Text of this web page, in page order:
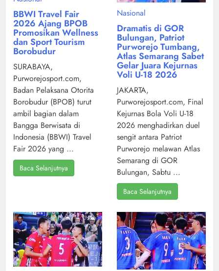
BBWI Travel Fair
2026 Ajang BPOB
Promosikan Wellness
dan Sport Tourism
Borobudur
SURABAYA,
Purworejosport.com,
Badan Pelaksana Otorita
Borobudur (BPOB) turut
ambil bagian dalam
Bangga Berwisata di
Indonesia (BBWI) Travel
Fair 2026 yang ...
Baca Selanjutnya
Nasional
Dramatis di GOR
Bulungan, Patriot
Purworejo Tumbang,
Atlas Semarang Sabet
Gelar Juara Kejurnas
Voli U-18 2026
JAKARTA,
Purworejosport.com, Final
Kejurnas Bola Voli U-18
2026 menghadirkan duel
sengit antara Patriot
Purworejo melawan Atlas
Semarang di GOR
Bulungan, Sabtu ...
Baca Selanjutnya